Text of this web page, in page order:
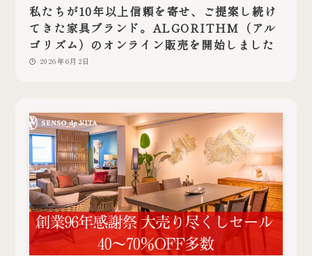
私たちが10年以上信頼を寄せ、ご提案し続け
てきた家具ブランド。ALGORITHM（アル
ゴリズム）のオンライン販売を開始しました
2026年6月2日